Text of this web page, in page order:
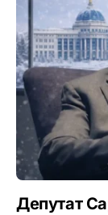
Депутат